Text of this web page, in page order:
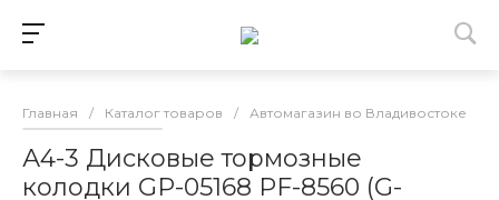
Главная / Каталог товаров / Автомагазин во Владивостоке
А4-3 Дисковые тормозные
колодки GP-05168 PF-8560 (G-